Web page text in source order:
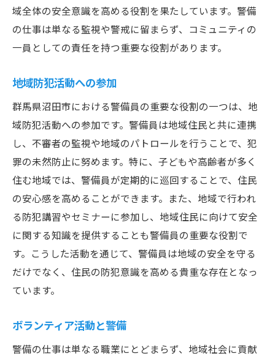
域全体の安全意識を高める役割を果たしています。警備
の仕事は単なる監視や警戒に留まらず、コミュニティの
一員としての責任を持つ重要な役割があります。
地域防犯活動への参加
群馬県沼田市における警備員の重要な役割の一つは、地
域防犯活動への参加です。警備員は地域住民と共に連携
し、不審者の監視や地域のパトロールを行うことで、犯
罪の未然防止に努めます。特に、子どもや高齢者が多く
住む地域では、警備員が定期的に巡回することで、住民
の安心感を高めることができます。また、地域で行われ
る防犯講習やセミナーに参加し、地域住民に向けて安全
に関する知識を提供することも警備員の重要な役割で
す。こうした活動を通じて、警備員は地域の安全を守る
だけでなく、住民の防犯意識を高める貴重な存在となっ
ています。
ボランティア活動と警備
警備の仕事は単なる職業にとどまらず、地域社会に貢献